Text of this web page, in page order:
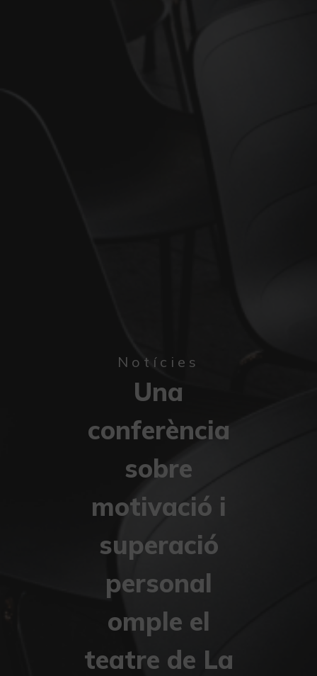
Notícies
Una
conferència
sobre
motivació i
superació
personal
omple el
teatre de La